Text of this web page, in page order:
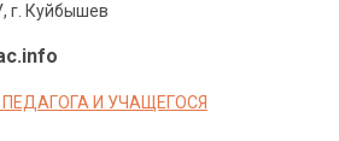
г. Куйбышев
И УЧАЩЕГОСЯ